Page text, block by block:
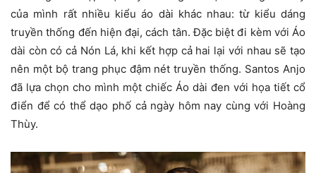
của mình rất nhiều kiểu áo dài khác nhau: từ kiểu dáng
truyền thống đến hiện đại, cách tân. Đặc biệt đi kèm với Áo
dài còn có cả Nón Lá, khi kết hợp cả hai lại với nhau sẽ tạo
nên một bộ trang phục đậm nét truyền thống. Santos Anjo
đã lựa chọn cho mình một chiếc Áo dài đen với họa tiết cổ
điển để có thể dạo phố cả ngày hôm nay cùng với Hoàng
Thùy.